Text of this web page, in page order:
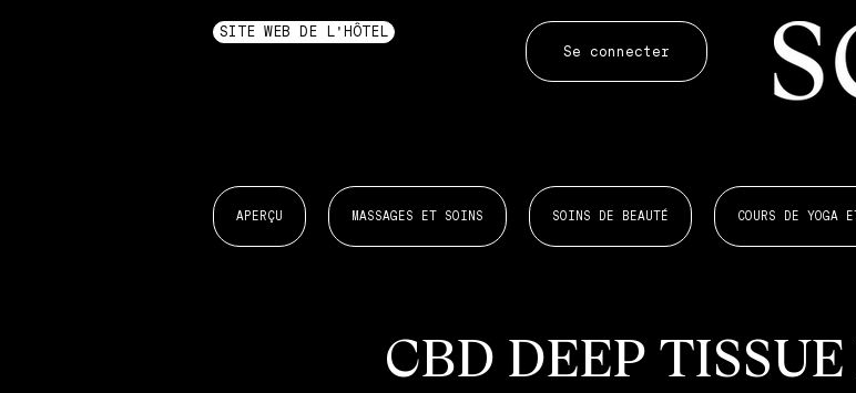
SITE WEB DE L'HÔTEL
Se connecter
APERÇU MASSAGES ET SOINS SOINS DE BEAUTÉ COURS DE YOGA
CBD DEEP